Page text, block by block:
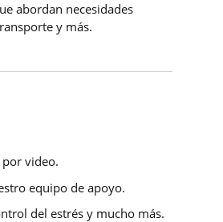
abordan necesidades
y más.
video.
equipo de apoyo.
del estrés y mucho más.